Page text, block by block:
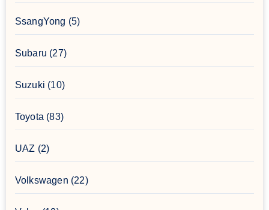
SsangYong (5)
Subaru (27)
Suzuki (10)
Toyota (83)
UAZ (2)
Volkswagen (22)